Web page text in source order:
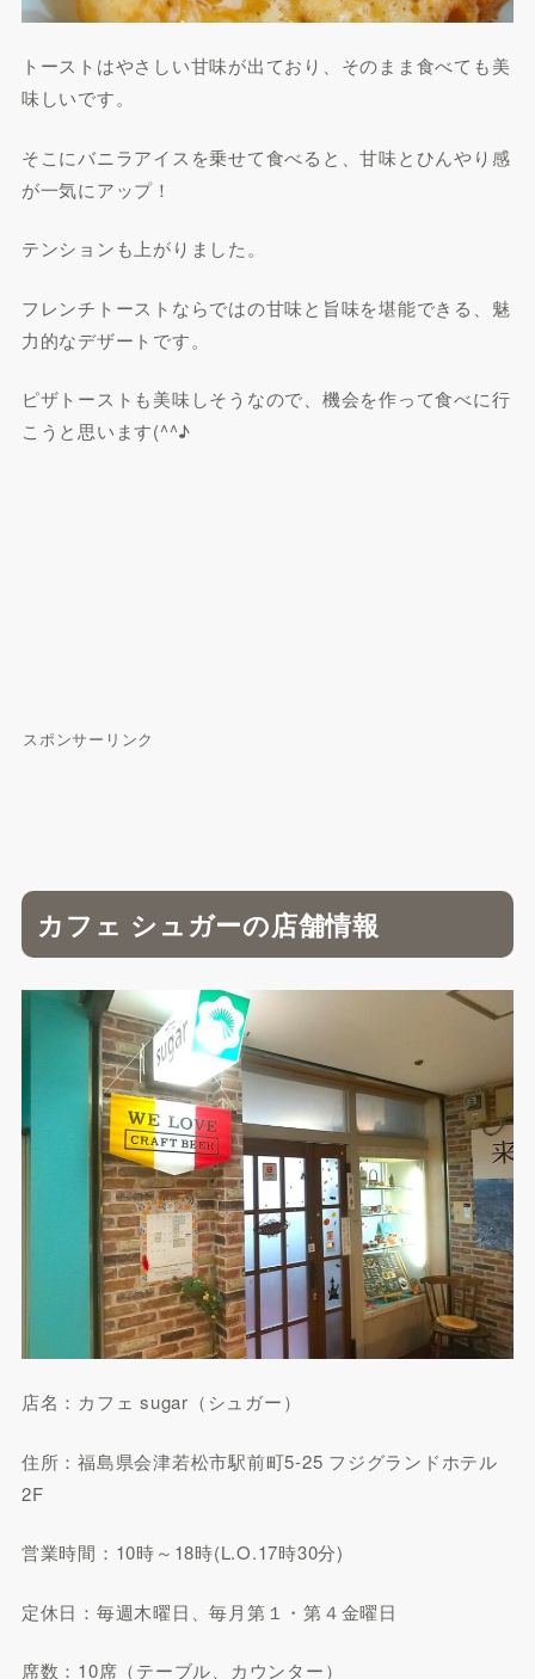
トーストはやさしい甘味が出ており、そのまま食べても美
味しいです。
そこにバニラアイスを乗せて食べると、甘味とひんやり感
が一気にアップ！
テンションも上がりました。
フレンチトーストならではの甘味と旨味を堪能できる、魅
力的なデザートです。
ピザトーストも美味しそうなので、機会を作って食べに行
こうと思います(^^♪
スポンサーリンク
カフェ シュガーの店舗情報
店名：カフェ sugar（シュガー）
住所：福島県会津若松市駅前町5-25 フジグランドホテル
2F
営業時間：10時～18時(L.O.17時30分)
定休日：毎週木曜日、毎月第１・第４金曜日
席数：10席（テーブル、カウンター）